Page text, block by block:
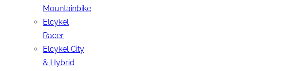
Mountainbike
Elcykel
Racer
Elcykel City
& Hybrid